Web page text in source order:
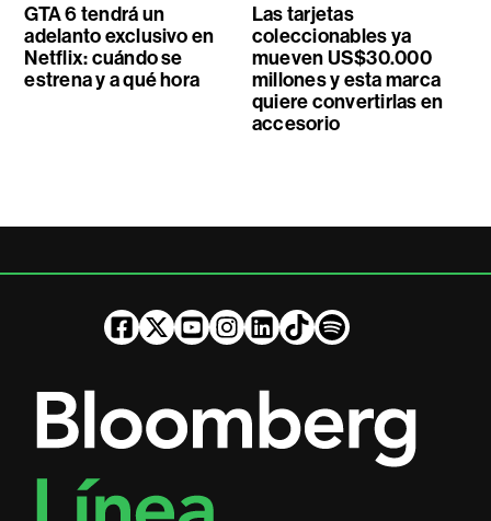
GTA 6 tendrá un
adelanto exclusivo en
Netflix: cuándo se
estrena y a qué hora
Las tarjetas
coleccionables ya
mueven US$30.000
millones y esta marca
quiere convertirlas en
accesorio